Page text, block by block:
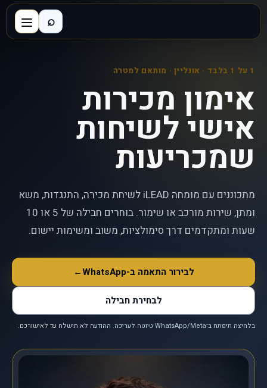
⌕
1 על 1 בלבד · אונליין · מותאם למטרה
אימון מכירות
אישי לשיחות
שמכריעות
מתכוננים עם מומחה iLEAD לשיחת מכירה, התנגדות, משא
ומתן, שירות מורכב או שימור. בוחרים חבילה של 5 או 10
שעות ומתקדמים דרך סימולציות, משוב ומשימות יישום.
לבירור התאמה ב-WhatsApp ←
לבחירת חבילה
בלחיצה תיפתח ב־WhatsApp/Meta טיוטה לעריכה. ההודעה לא תישלח עד לאישורכם.